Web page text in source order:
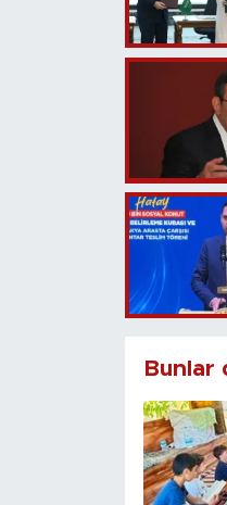
Bunlar